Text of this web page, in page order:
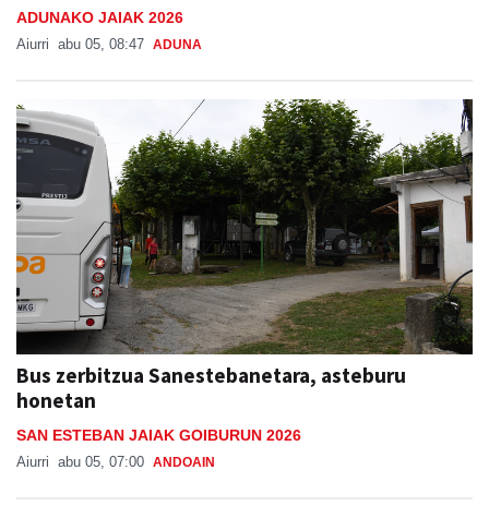
ADUNAKO JAIAK 2026
Aiurri abu 05, 08:47 ADUNA
Bus zerbitzua Sanestebanetara, asteburu
honetan
SAN ESTEBAN JAIAK GOIBURUN 2026
Aiurri abu 05, 07:00 ANDOAIN